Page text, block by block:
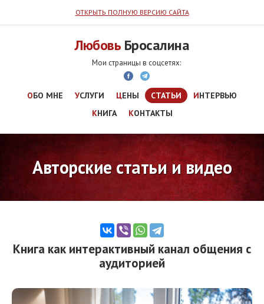
ОТКРЫТЬ ПОЛНУЮ ВЕРСИЮ САЙТА
Любовь Бросалина
ОБО МНЕ УСЛУГИ ЦЕНЫ СТАТЬИ
ИНТЕРВЬЮ
КНИГА
КОНТАКТЫ
Авторские статьи и видео
Книга как интерактивный канал общения с
аудиторией